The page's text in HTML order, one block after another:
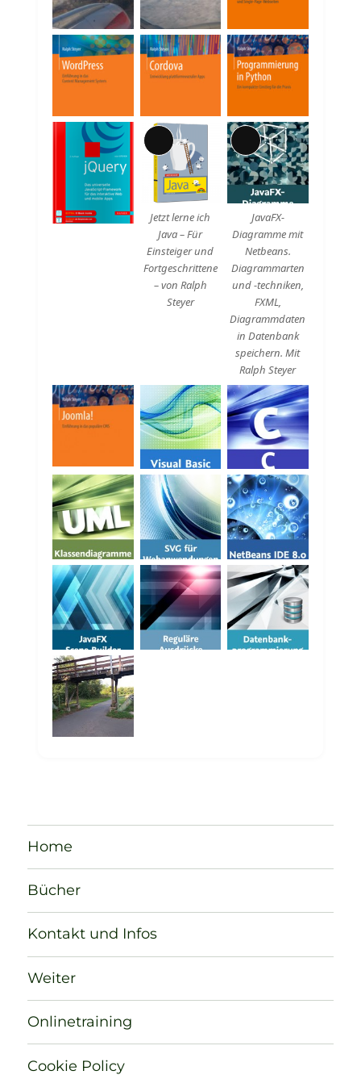
Lange
Beschreibung
Jetzt lerne ich
Java – Für
Einsteiger und
Fortgeschrittene
– von Ralph
Steyer
Lange
Beschreibung
JavaFX-
Diagramme mit
Netbeans.
Diagrammarten
und -techniken,
FXML,
Diagrammdaten
in Datenbank
speichern. Mit
Ralph Steyer
Home
Bücher
Kontakt und Infos
Weiter
Onlinetraining
Cookie Policy